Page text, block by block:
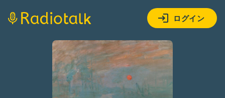
ログイン